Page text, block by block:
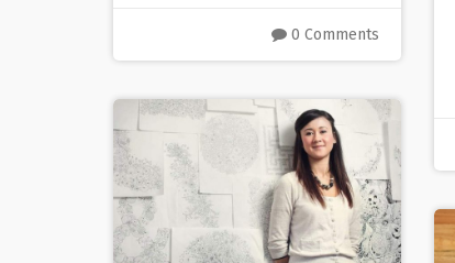
0 Comments